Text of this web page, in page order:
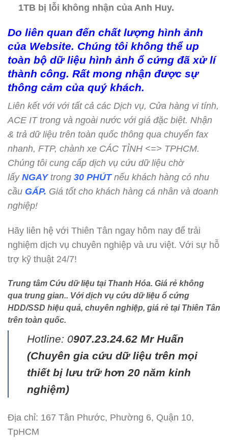
1TB bị lỗi không nhận của Anh Huy.
Do liên quan đến chất lượng hình ảnh
của Website. Chúng tôi không thể up
toàn bộ dữ liệu hình ảnh ổ cứng đã xử lí
thành công. Rất mong nhận được sự
thông cảm của quý khách.
Liên kết với với tất cả các Dịch vụ, Cửa hàng vi tính,
ACE IT trong và ngoài nước với giá đặc biệt. Nhận
& trả dữ liệu trên toàn quốc thông qua chuyển fax
nhanh, FTP, chành xe CÁC TỈNH <=> TPHCM.
Chúng tôi cung cấp dịch vụ cứu dữ liệu chờ
lấy NGAYtrong 30 PHÚTnếu khách hàng có nhu
cầu GẤP. Giá tốt cho khách hàng cá nhân và doanh
nghiệp!
Hãy liên hệ với Thiên Tân ngay hôm nay để trải
nghiệm dịch vụ chuyên nghiệp và ưu việt. Với sự hỗ
trợ kỹ thuật 24/7!
Trung tâm Cứu dữ liệu tại Thanh Hóa. Giá rẻ không
qua trung gian.. Với dịch vụ cứu dữ liệu ổ cứng
HDD/SSD hiệu quả, chuyên nghiệp, giá rẻ tại Thiên Tân
trên toàn quốc.
Hotline: 0907.23.24.62 Mr Huấn
(Chuyên gia cứu dữ liệu trên mọi
thiết bị lưu trữ hơn 20 năm kinh
nghiệm)
Địa chỉ: 167 Tân Phước, Phường 6, Quận 10,
TpHCM